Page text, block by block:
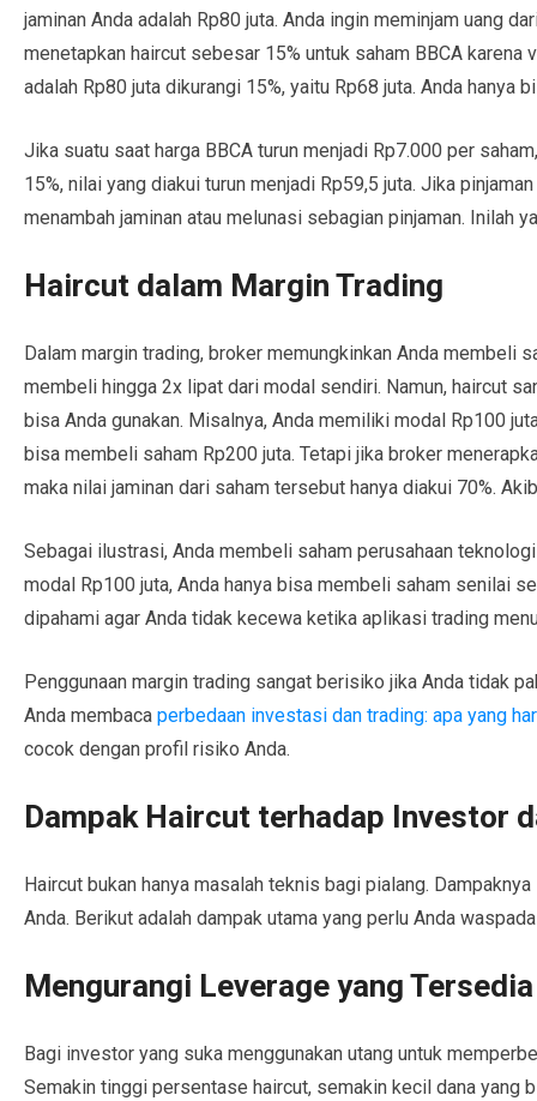
jaminan Anda adalah Rp80 juta. Anda ingin meminjam uang
menetapkan haircut sebesar 15% untuk saham BBCA
adalah Rp80 juta dikurangi 15%, yaitu Rp68 juta. Anda hanya
Jika suatu saat harga BBCA turun menjadi Rp7.000 per
15%, nilai yang diakui turun menjadi Rp59,5 juta. Jika
menambah jaminan atau melunasi sebagian pinjaman. Inilah
Haircut dalam Margin Trading
Dalam margin trading, broker memungkinkan Anda membeli
membeli hingga 2x lipat dari modal sendiri. Namun, haircut
bisa Anda gunakan. Misalnya, Anda memiliki modal Rp100
bisa membeli saham Rp200 juta. Tetapi jika broker
maka nilai jaminan dari saham tersebut hanya diakui 70%.
Sebagai ilustrasi, Anda membeli saham perusahaan
modal Rp100 juta, Anda hanya bisa membeli saham senilai
dipahami agar Anda tidak kecewa ketika aplikasi trading
Penggunaan margin trading sangat berisiko jika Anda tidak
Anda membaca perbedaan investasi dan trading: apa yang
cocok dengan profil risiko Anda.
Dampak Haircut terhadap Investor
Haircut bukan hanya masalah teknis bagi pialang.
Anda. Berikut adalah dampak utama yang perlu Anda
Mengurangi Leverage yang Tersedia
Bagi investor yang suka menggunakan utang untuk
Semakin tinggi persentase haircut, semakin kecil dana yang